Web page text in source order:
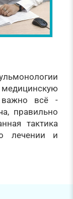
важно всё -
правильно
тактика
лечении и